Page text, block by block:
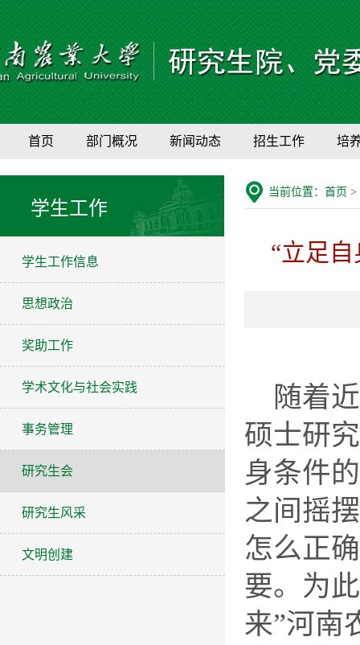
首页 部门概况 新闻动态 招生工作 培
学生工作
学生工作信息
思想政治
奖助工作
学术文化与社会实践
事务管理
研究生会
研究生风采
文明创建
当前位置： 首页 >
“立足
随着
硕士研
身条件
之间摇
怎么正
要。为
来”河南